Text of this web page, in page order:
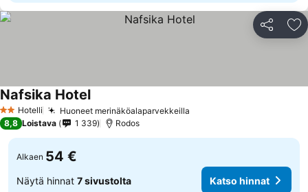
Jaa
2 Tähtiluokitus
Hotelli Huoneet merinäköalaparvekkeilla
Nafsika Hotel
8,8 Loistava 1 339 Rodos
Alkaen 54 €
Näytä hinnat 7 sivustolta Katso hinnat